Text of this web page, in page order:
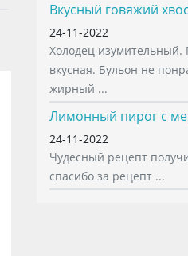
Вкусный говяжий
24-11-2022
Холодец
вкусная. Бульон не
жирный ...
Лимонный пирог с
24-11-2022
Чудесный рецепт
спасибо за рецепт ...